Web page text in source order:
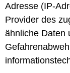
Adresse (IP-
Provider des
ähnliche Daten